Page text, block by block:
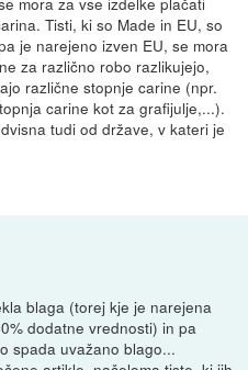
Tisti, ki so Made in EU, so
je narejeno izven EU, se mora
za različno robo razlikujejo,
različne stopnje carine (npr.
carine kot za grafijulje,...).
tudi od države, v kateri je
blaga (torej kje je narejena
dodatne vrednosti) in pa
spada uvažano blago...